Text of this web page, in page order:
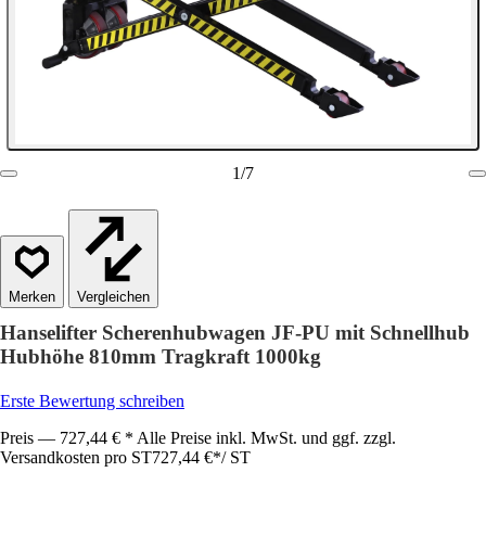
1/7
Vergleichen
Hanselifter Scherenhubwagen JF-PU mit Schnellhub
Hubhöhe 810mm Tragkraft 1000kg
Erste Bewertung schreiben
Preis — 727,44 € * Alle Preise inkl. MwSt. und ggf. zzgl.
Versandkosten pro ST727,44 €*/ ST